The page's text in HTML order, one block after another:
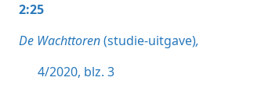
2:25
De Wachttoren(studie-uitgave),
4/2020, blz. 3